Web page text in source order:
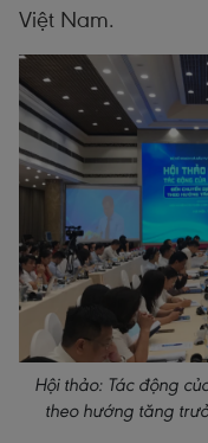
Việt Nam.
Hội thảo: Tác động
theo hướng tăng